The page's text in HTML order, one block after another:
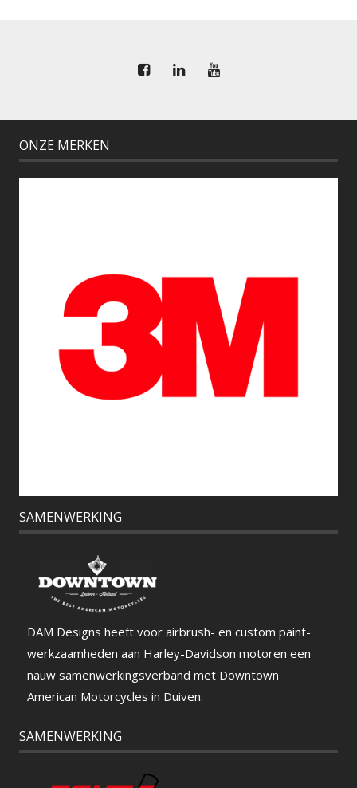
ONZE MERKEN
SAMENWERKING
DAM Designs heeft voor airbrush- en custom paint-
werkzaamheden aan Harley-Davidson motoren een
nauw samenwerkingsverband met Downtown
American Motorcycles in Duiven.
SAMENWERKING